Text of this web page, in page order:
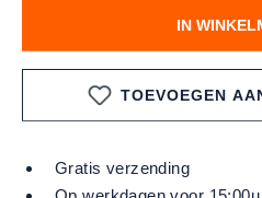
IN
TOEVOEGEN
Gratis verzending